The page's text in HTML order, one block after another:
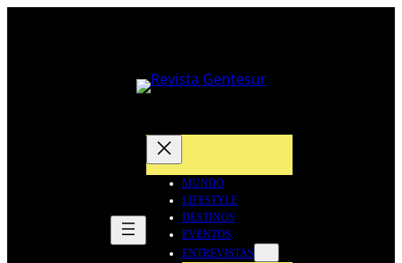
MUNDO
LIFESTYLE
DESTINOS
EVENTOS
ENTREVISTAS